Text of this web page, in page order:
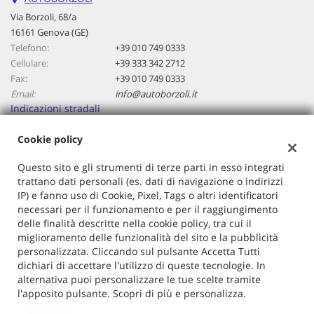
Via Borzoli, 68/a
16161 Genova (GE)
Telefono:
+39 010 749 0333
Cellulare:
+39 333 342 2712
Fax:
+39 010 749 0333
Email:
info@autoborzoli.it
Indicazioni stradali
Autoborzoli Di Cavallaro Antonino
Via Borzoli, 68/a, Genova (GE)
C.F/P.IVA:01153970106
Registro delle imprese:GE
Cookie policy
Questo sito e gli strumenti di terze parti in esso integrati
trattano dati personali (es. dati di navigazione o indirizzi
IP) e fanno uso di Cookie, Pixel, Tags o altri identificatori
necessari per il funzionamento e per il raggiungimento
delle finalità descritte nella cookie policy, tra cui il
miglioramento delle funzionalità del sito e la pubblicità
personalizzata. Cliccando sul pulsante Accetta Tutti
dichiari di accettare l'utilizzo di queste tecnologie. In
alternativa puoi personalizzare le tue scelte tramite
l'apposito pulsante. Scopri di più e personalizza.
questi
strumenti
di
tracciamento
si
rimanda
alla
cookie
Puoi
e
modificare
le
tue
scelte
in
qualsiasi
momento.